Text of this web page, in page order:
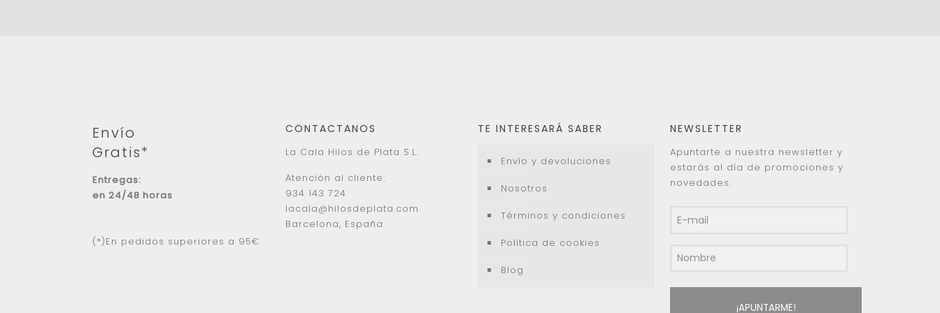
Envío
Gratis*
Entregas:
en 24/48 horas
(*)En pedidos superiores a 95€
CONTACTANOS
La Cala Hilos de Plata S.L.
Atención al cliente:
934 143 724
lacala@hilosdeplata.com
Barcelona, España.
TE INTERESARÁ SABER
Envío y devoluciones
Nosotros
Términos y condiciones
Política de cookies
Blog
NEWSLETTER
Apuntarte a nuestra newsletter y
estarás al día de promociones y
novedades.
¡APUNTARME!